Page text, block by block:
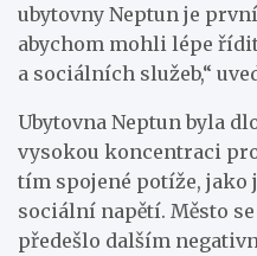
ubytovny Neptun je
abychom mohli lépe
a sociálních služeb,“
Ubytovna Neptun byla
vysokou koncentraci
tím spojené potíže,
sociální napětí. Město
předešlo dalším